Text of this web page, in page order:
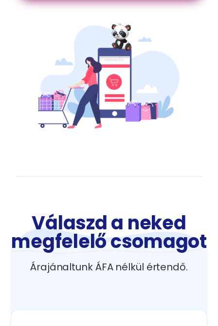
Válaszd a neked
megfelelő csomagot
Árajánaltunk ÁFA nélkül értendő.